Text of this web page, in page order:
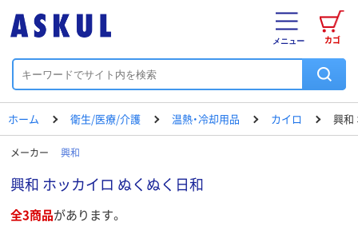
カゴ
メニュー
ホーム 衛生/医療/介護 温熱・冷却用品 カイロ 興和
メーカー 興和
興和 ホッカイロ ぬくぬく日和
全3商品があります。